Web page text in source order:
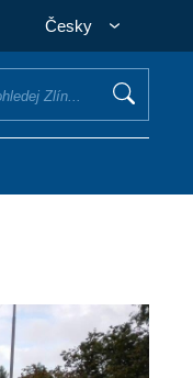
Česky